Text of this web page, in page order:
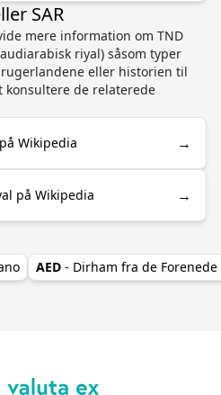
SAR
mere information om TND
riyal) såsom typer
eller historien til
de relaterede
Wikipedia →
på Wikipedia →
AED - Dirham fra de